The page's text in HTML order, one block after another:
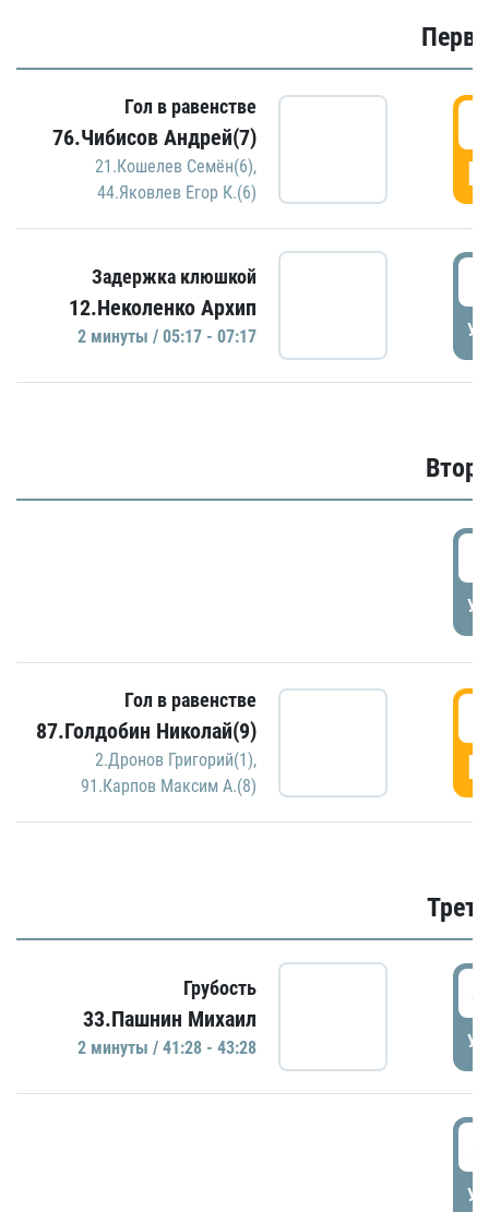
Гол в равенстве
76.Чибисов Андрей(7)
21.Кошелев Семён(6),
44.Яковлев Егор К.(6)
Задержка клюшкой
12.Неколенко Архип
2 минуты / 05:17 - 07:17
Гол в равенстве
87.Голдобин Николай(9)
2.Дронов Григорий(1),
91.Карпов Максим А.(8)
Грубость
33.Пашнин Михаил
2 минуты / 41:28 - 43:28